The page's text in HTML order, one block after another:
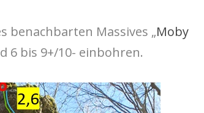
benachbarten Massives „Moby
6 bis 9+/10- einbohren.